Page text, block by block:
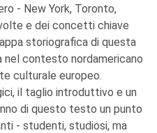
- New York, Toronto,
e dei concetti chiave
storiografica di questa
contesto nordamericano
culturale europeo.
il taglio introduttivo e un
di questo testo un punto
- studenti, studiosi, ma